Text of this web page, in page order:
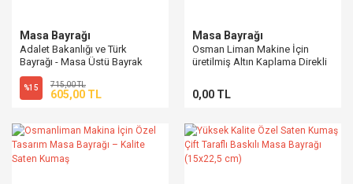
Masa Bayrağı
Adalet Bakanlığı ve Türk
Bayrağı - Masa Üstü Bayrak
Flama
%15 715,00 TL
605,00 TL
Masa Bayrağı
Osman Liman Makine İçin
üretilmiş Altın Kaplama Direkli
0,00 TL